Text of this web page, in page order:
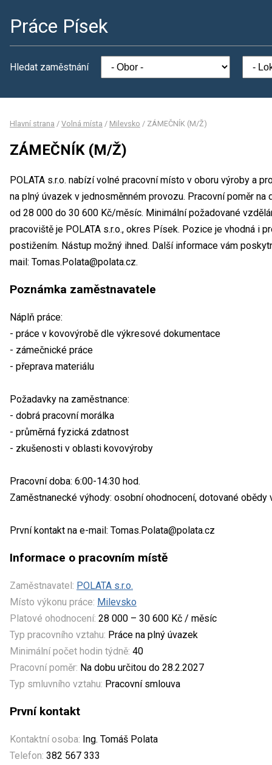
Práce Písek
Hledat zaměstnání
Hlavní strana / Volná místa / Milevsko / ZÁMEČNÍK (M/Ž)
ZÁMEČNÍK (M/Ž)
POLATA s.r.o. nabízí volné pracovní místo v oboru výroby a
na plný úvazek v jednosměnném provozu. Pracovní poměr
od 28 000 do 30 600 Kč/měsíc. Minimální požadované
pracoviště je POLATA s.r.o., okres Písek. Pozice je vhodná i
postižením. Nástup možný ihned. Další informace vám
mail: Tomas.Polata@polata.cz.
Poznámka zaměstnavatele
Náplň práce:
- práce v kovovýrobě dle výkresové dokumentace
- zámečnické práce
- přeprava materiálu
Požadavky na zaměstnance:
- dobrá pracovní morálka
- průměrná fyzická zdatnost
- zkušenosti v oblasti kovovýroby
Pracovní doba: 6:00-14:30 hod.
Zaměstnanecké výhody: osobní ohodnocení, dotované
První kontakt na e-mail: Tomas.Polata@polata.cz
Informace o pracovním místě
Zaměstnavatel: POLATA s.r.o.
Místo výkonu práce: Milevsko
Platové ohodnocení: 28 000 – 30 600 Kč / měsíc
Typ pracovního vztahu: Práce na plný úvazek
Minimální počet hodin týdně: 40
Pracovní poměr: Na dobu určitou do 28.2.2027
Typ smluvního vztahu: Pracovní smlouva
První kontakt
Kontaktní osoba: Ing. Tomáš Polata
Telefon: 382 567 333